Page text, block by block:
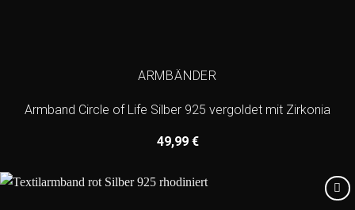
ARMBÄNDER
Armband Circle of Life Silber 925 vergoldet mit Zirkonia
49,99 €